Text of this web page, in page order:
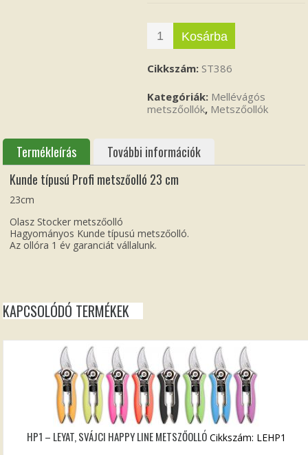
Kosárba
Cikkszám: ST386
Kategóriák: Mellévágós
metszőollók, Metszőollók
Termékleírás
További információk
Kunde típusú Profi metszőolló 23 cm
23cm
Olasz Stocker metszőolló
Hagyományos Kunde típusú metszőolló.
Az ollóra 1 év garanciát vállalunk.
KAPCSOLÓDÓ TERMÉKEK
HP1 – LEYAT, SVÁJCI HAPPY LINE METSZŐOLLÓ Cikkszám: LEHP1